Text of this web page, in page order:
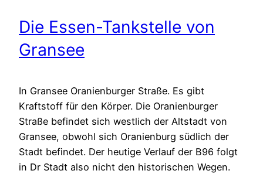
Die Essen-Tankstelle von
Gransee
In Gransee Oranienburger Straße. Es gibt
Kraftstoff für den Körper. Die Oranienburger
Straße befindet sich westlich der Altstadt von
Gransee, obwohl sich Oranienburg südlich der
Stadt befindet. Der heutige Verlauf der B96 folgt
in Dr Stadt also nicht den historischen Wegen.